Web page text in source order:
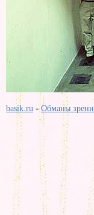
basik.ru -Обманы